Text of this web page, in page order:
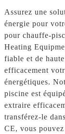
Assurez une
énergie pour
pour chauffe-
Heating
fiable et de
efficacement
énergétiques.
piscine est
extraire
transférez-le
CE, vous